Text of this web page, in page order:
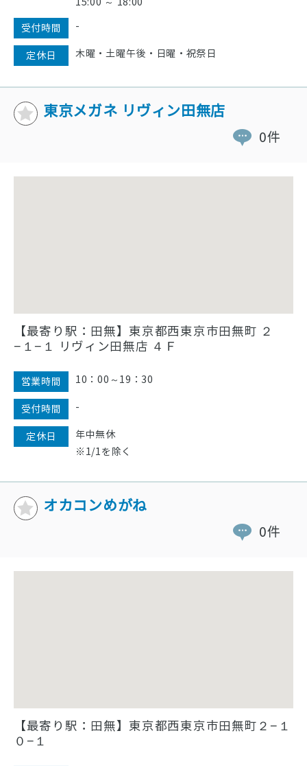
受付時間 -
定休日 木曜・土曜午後・日曜・祝祭日
東京メガネ リヴィン田無店
0件
【最寄り駅：田無】東京都西東京市田無町 ２
−１−１ リヴィン田無店 ４Ｆ
営業時間 10：00～19：30
受付時間 -
定休日
年中無休
※1/1を除く
オカコンめがね
0件
【最寄り駅：田無】東京都西東京市田無町２−１
０−１